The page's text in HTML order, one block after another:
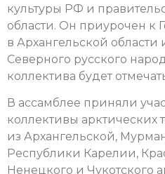
культуры РФ и
области. Он приурочен к
в Архангельской области
Северного русского
коллектива будет
В ассамблее приняли
коллективы арктических
из Архангельской,
Республики Карелии,
Ненецкого и Чукотского